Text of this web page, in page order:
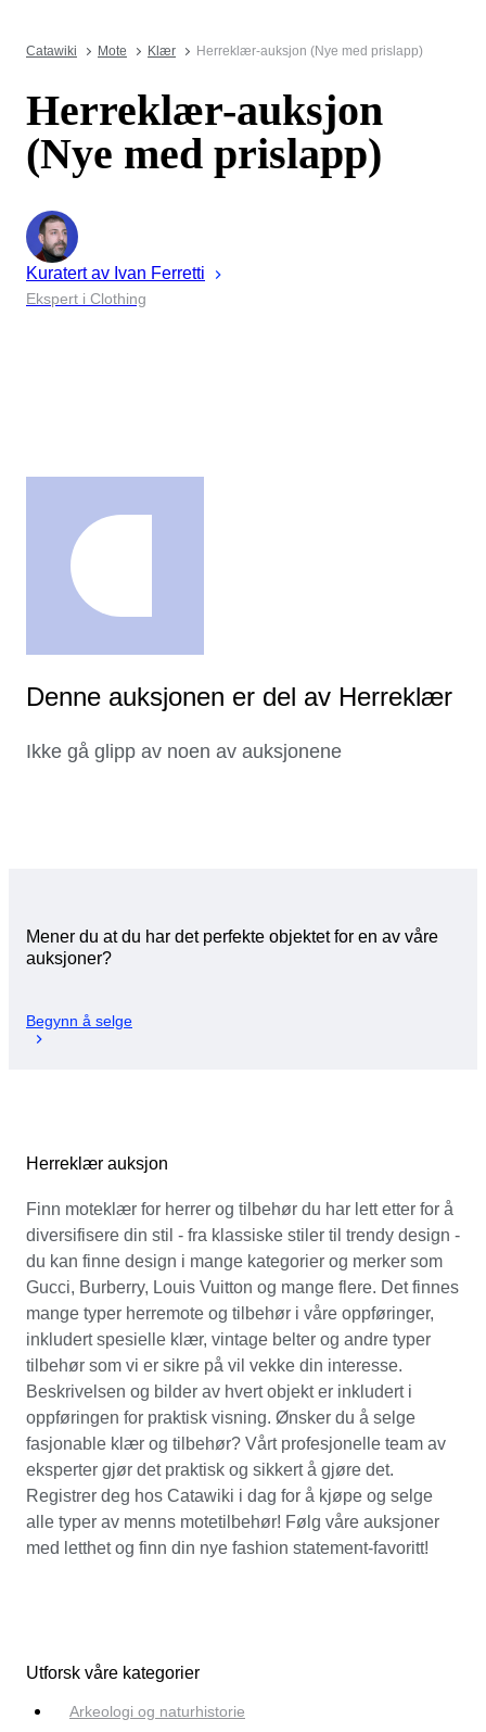
Catawiki Mote Klær Herreklær-auksjon (Nye med prislapp)
Herreklær-auksjon
(Nye med prislapp)
Kuratert av Ivan Ferretti
Ekspert i Clothing
Denne auksjonen er del av Herreklær
Ikke gå glipp av noen av auksjonene
Mener du at du har det perfekte objektet for en av våre
auksjoner?
Begynn å selge
Herreklær auksjon
Finn moteklær for herrer og tilbehør du har lett etter for å
diversifisere din stil - fra klassiske stiler til trendy design -
du kan finne design i mange kategorier og merker som
Gucci, Burberry, Louis Vuitton og mange flere. Det finnes
mange typer herremote og tilbehør i våre oppføringer,
inkludert spesielle klær, vintage belter og andre typer
tilbehør som vi er sikre på vil vekke din interesse.
Beskrivelsen og bilder av hvert objekt er inkludert i
oppføringen for praktisk visning. Ønsker du å selge
fasjonable klær og tilbehør? Vårt profesjonelle team av
eksperter gjør det praktisk og sikkert å gjøre det.
Registrer deg hos Catawiki i dag for å kjøpe og selge
alle typer av menns motetilbehør! Følg våre auksjoner
med letthet og finn din nye fashion statement-favoritt!
Utforsk våre kategorier
Arkeologi og naturhistorie